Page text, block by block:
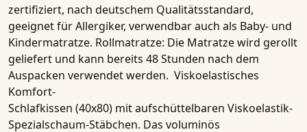
zertifiziert, nach deutschem Qualitätsstandard,
geeignet für Allergiker, verwendbar auch als Baby- und
Kindermatratze. Rollmatratze: Die Matratze wird gerollt
geliefert und kann bereits 48 Stunden nach dem
Auspacken verwendet werden. Viskoelastisches
Komfort-
Schlafkissen (40x80) mit aufschüttelbaren Viskoelastik-
Spezialschaum-Stäbchen. Das voluminös